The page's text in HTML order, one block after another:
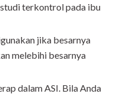
terkontrol pada ibu
jika besarnya
melebihi besarnya
dalam ASI. Bila Anda